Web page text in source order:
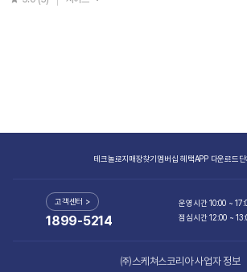
㈜스케쳐스코리아 사업자 정보
테크놀로지매장찾기멤버십 혜택APP 다운로드
고객센터 >
1899-5214
운영시간 10:00 ~
점심시간 12:00 ~